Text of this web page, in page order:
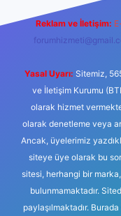
Reklam ve İletişim:
Yasal Uyarı: Sitemiz,
ve İletişim Kurumu
olarak hizmet
olarak denetleme veya
Ancak, üyelerimiz
siteye üye olarak bu
sitesi, herhangi bir
bulunmamaktadır.
paylaşılmaktadır.